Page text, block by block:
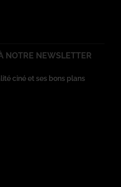
NOTRE NEWSLETTER
ciné et ses bons plans